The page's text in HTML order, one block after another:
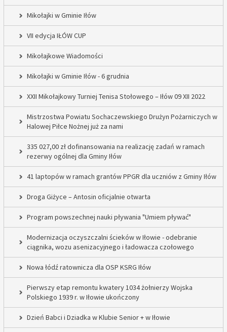
Mikołajki w Gminie Iłów
VII edycja IŁÓW CUP
Mikołajkowe Wiadomości
Mikołajki w Gminie Iłów - 6 grudnia
XXII Mikołajkowy Turniej Tenisa Stołowego – Iłów 09 XII 2022
Mistrzostwa Powiatu Sochaczewskiego Drużyn Pożarniczych w
Halowej Piłce Nożnej już za nami
335 027,00 zł dofinansowania na realizację zadań w ramach
rezerwy ogólnej dla Gminy Iłów
41 laptopów w ramach grantów PPGR dla uczniów z Gminy Iłów
Droga Giżyce – Antosin oficjalnie otwarta
Program powszechnej nauki pływania "Umiem pływać"
Modernizacja oczyszczalni ścieków w Iłowie - odebranie
ciągnika, wozu asenizacyjnego i ładowacza czołowego
Nowa łódź ratownicza dla OSP KSRG Iłów
Pierwszy etap remontu kwatery 1034 żołnierzy Wojska
Polskiego 1939 r. w Iłowie ukończony
Dzień Babci i Dziadka w Klubie Senior + w Iłowie